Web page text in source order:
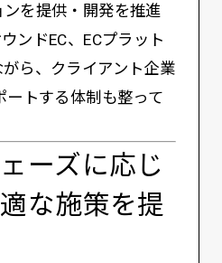
を提供・開発を推進
ンドEC、ECプラット
ら、クライアント企業
ートする体制も整って
ーズに応じ
な施策を提